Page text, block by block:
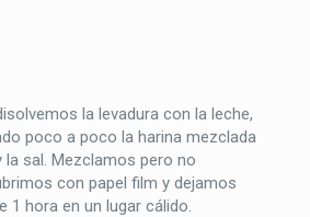
la levadura con la leche,
poco a poco la harina mezclada
la sal. Mezclamos pero no
con papel film y dejamos
1 hora en un lugar cálido.